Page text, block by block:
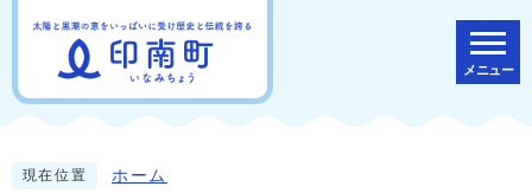
メニュー
現在位置 ホーム